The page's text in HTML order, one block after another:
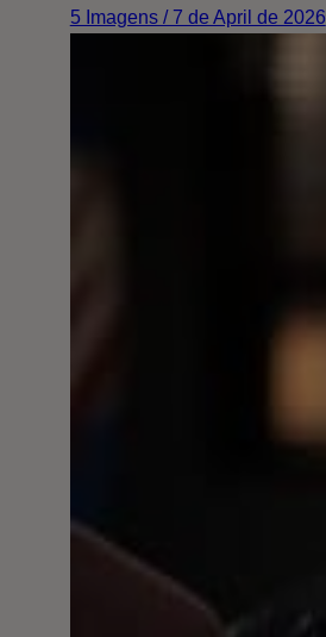
5 Imagens / 7 de April de 2026